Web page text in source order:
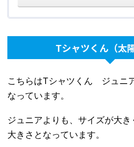
Tシャツくん（太
こちらはTシャツくん ジュニ
なっています。
ジュニアよりも、サイズが大
大きさとなっています。